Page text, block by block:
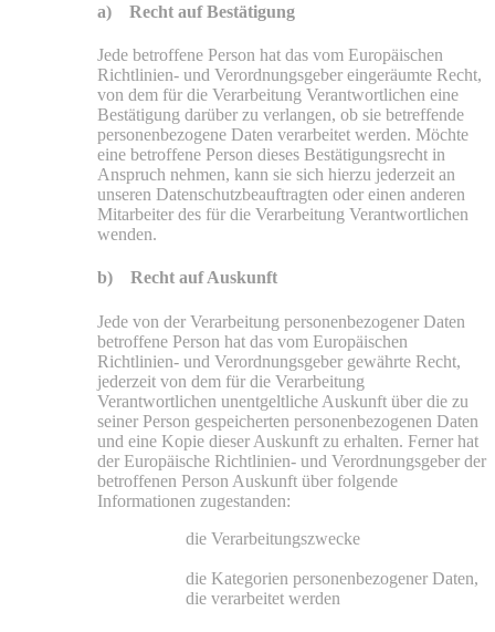
a) Recht auf Bestätigung
Jede betroffene Person hat das vom Europäischen
Richtlinien- und Verordnungsgeber eingeräumte Recht,
von dem für die Verarbeitung Verantwortlichen eine
Bestätigung darüber zu verlangen, ob sie betreffende
personenbezogene Daten verarbeitet werden. Möchte
eine betroffene Person dieses Bestätigungsrecht in
Anspruch nehmen, kann sie sich hierzu jederzeit an
unseren Datenschutzbeauftragten oder einen anderen
Mitarbeiter des für die Verarbeitung Verantwortlichen
wenden.
b) Recht auf Auskunft
Jede von der Verarbeitung personenbezogener Daten
betroffene Person hat das vom Europäischen
Richtlinien- und Verordnungsgeber gewährte Recht,
jederzeit von dem für die Verarbeitung
Verantwortlichen unentgeltliche Auskunft über die zu
seiner Person gespeicherten personenbezogenen Daten
und eine Kopie dieser Auskunft zu erhalten. Ferner hat
der Europäische Richtlinien- und Verordnungsgeber der
betroffenen Person Auskunft über folgende
Informationen zugestanden:
die Verarbeitungszwecke
die Kategorien personenbezogener Daten,
die verarbeitet werden